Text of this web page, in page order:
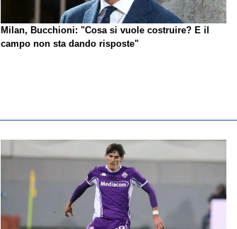
Milan, Bucchioni: "Cosa si vuole costruire? E il
campo non sta dando risposte"